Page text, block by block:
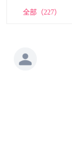
全部（227）